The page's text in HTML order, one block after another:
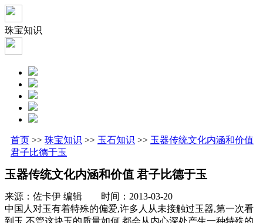
珠宝知识
首页 >> 珠宝知识 >> 玉石知识 >> 玉器传统文化内涵和价值
君子比德于玉
玉器传统文化内涵和价值 君子比德于玉
来源：佐卡伊 编辑 时间：2013-03-20
中国人对玉有着特殊的偏爱,许多人从未接触过玉器,第一次看
到玉,不管这块玉的质量如何,都会从内心深处产生一种特殊的